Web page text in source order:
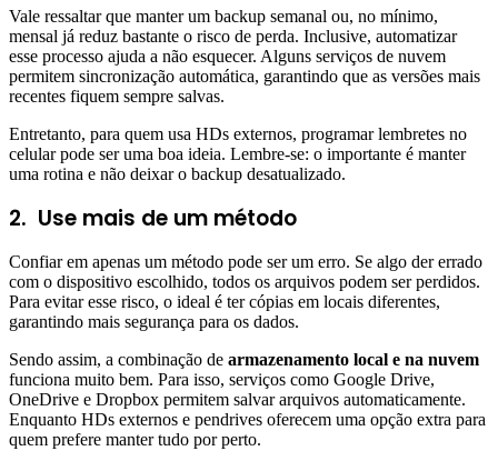
Vale ressaltar que manter um backup semanal ou, no mínimo,
mensal já reduz bastante o risco de perda. Inclusive, automatizar
esse processo ajuda a não esquecer. Alguns serviços de nuvem
permitem sincronização automática, garantindo que as versões mais
recentes fiquem sempre salvas.
Entretanto, para quem usa HDs externos, programar lembretes no
celular pode ser uma boa ideia. Lembre-se: o importante é manter
uma rotina e não deixar o backup desatualizado.
2. Use mais de um método
Confiar em apenas um método pode ser um erro. Se algo der errado
com o dispositivo escolhido, todos os arquivos podem ser perdidos.
Para evitar esse risco, o ideal é ter cópias em locais diferentes,
garantindo mais segurança para os dados.
Sendo assim, a combinação de armazenamento local e na nuvem
funciona muito bem. Para isso, serviços como Google Drive,
OneDrive e Dropbox permitem salvar arquivos automaticamente.
Enquanto HDs externos e pendrives oferecem uma opção extra para
quem prefere manter tudo por perto.